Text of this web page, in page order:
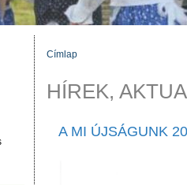
JELENLEGI HELY
Címlap
HÍREK,
A MI ÚJSÁGUNK